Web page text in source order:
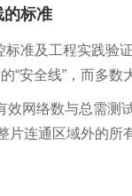
的标准
准及工程实践验证
“安全线”，而多
效网络数与总需
片连通区域外的